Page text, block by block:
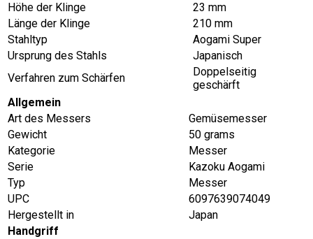
Höhe der Klinge
23 mm
Länge der Klinge
210 mm
Stahltyp
Aogami Super
Ursprung des Stahls
Japanisch
Verfahren zum Schärfen
Doppelseitig
geschärft
Allgemein
Art des Messers
Gemüsemesser
Gewicht
50 grams
Kategorie
Messer
Serie
Kazoku Aogami
Typ
Messer
UPC
6097639074049
Hergestellt in
Japan
Handgriff